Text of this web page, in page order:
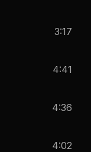
3:17
4:41
4:36
4:02